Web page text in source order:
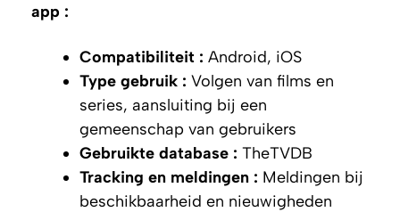
app :
Compatibiliteit : Android, iOS
Type gebruik : Volgen van films en
series, aansluiting bij een
gemeenschap van gebruikers
Gebruikte database : TheTVDB
Tracking en meldingen : Meldingen bij
beschikbaarheid en nieuwigheden